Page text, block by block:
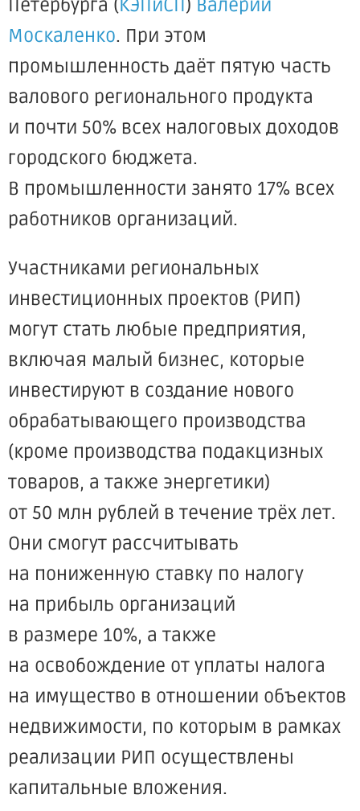
Петербурга (КЭПиСП) Валерий
Москаленко. При этом
промышленность даёт пятую часть
валового регионального продукта
и почти 50% всех налоговых доходов
городского бюджета.
В промышленности занято 17% всех
работников организаций.
Участниками региональных
инвестиционных проектов (РИП)
могут стать любые предприятия,
включая малый бизнес, которые
инвестируют в создание нового
обрабатывающего производства
(кроме производства подакцизных
товаров, а также энергетики)
от 50 млн рублей в течение трёх лет.
Они смогут рассчитывать
на пониженную ставку по налогу
на прибыль организаций
в размере 10%, а также
на освобождение от уплаты налога
на имущество в отношении объектов
недвижимости, по которым в рамках
реализации РИП осуществлены
капитальные вложения.